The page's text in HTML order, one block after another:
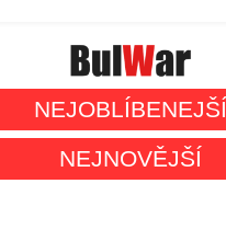
NEJOBLÍBENEJŠÍ
NEJNOVĚJŠÍ